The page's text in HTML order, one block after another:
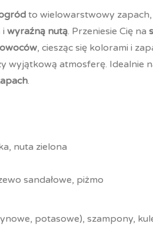
to wielowarstwowy zapach,
iwyraźną nutą. Przeniesie Cię na
, ciesząc się kolorami i
wyjątkową atmosferę. Idealnie
.
nuta zielona
sandałowe, piżmo
potasowe), szampony,